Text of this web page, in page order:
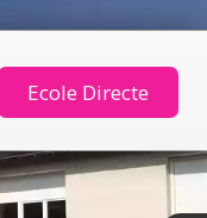
Ecole Directe